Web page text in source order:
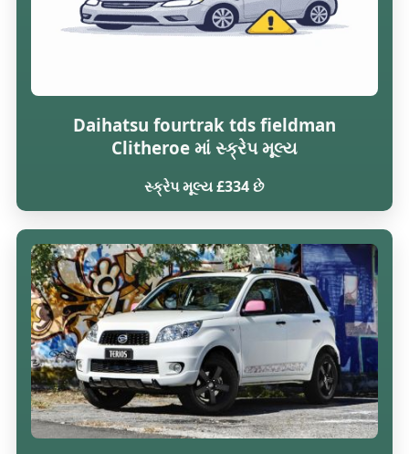
Daihatsu fourtrak tds fieldman
Clitheroe માં સ્ક્રેપ મૂલ્ય
સ્ક્રેપ મૂલ્ય £334 છે